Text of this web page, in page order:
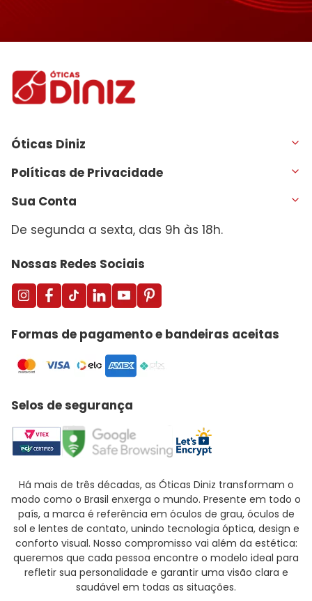
Óticas Diniz
Políticas de Privacidade
Sua Conta
De segunda a sexta, das 9h às 18h.
Nossas Redes Sociais
Formas de pagamento e bandeiras aceitas
Selos de segurança
Há mais de três décadas, as Óticas Diniz transformam o
modo como o Brasil enxerga o mundo. Presente em todo o
país, a marca é referência em óculos de grau, óculos de
sol e lentes de contato, unindo tecnologia óptica, design e
conforto visual. Nosso compromisso vai além da estética:
queremos que cada pessoa encontre o modelo ideal para
refletir sua personalidade e garantir uma visão clara e
saudável em todas as situações.